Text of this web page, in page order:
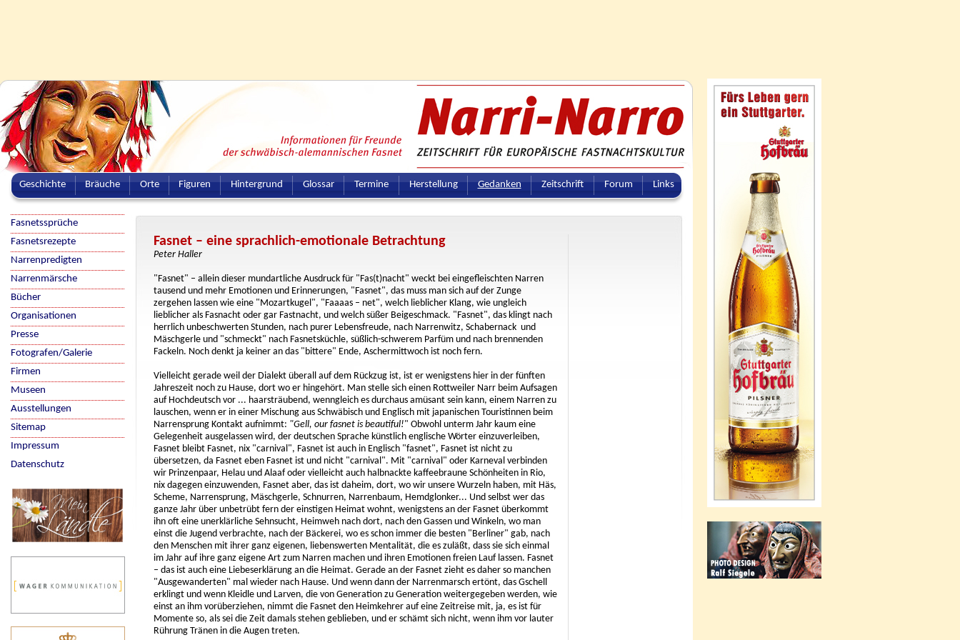
Geschichte Bräuche Orte Figuren Hintergrund Glossar Termine Herstellung Gedanken Zeitschrift Forum Links
Fasnet – eine sprachlich-emotionale Betrachtung
Peter Haller
"Fasnet" – allein dieser mundartliche Ausdruck für "Fas(t)nacht" weckt bei eingefleischten Narren
tausend und mehr Emotionen und Erinnerungen, "Fasnet", das muss man sich auf der Zunge
zergehen lassen wie eine "Mozartkugel", "Faaaas – net", welch lieblicher Klang, wie ungleich
lieblicher als Fasnacht oder gar Fastnacht, und welch süßer Beigeschmack. "Fasnet", das klingt nach
herrlich unbeschwerten Stunden, nach purer Lebensfreude, nach Narrenwitz, Schabernack und
Mäschgerle und "schmeckt" nach Fasnetsküchle, süßlich-schwerem Parfüm und nach brennenden
Fackeln. Noch denkt ja keiner an das "bittere" Ende, Aschermittwoch ist noch fern.
Vielleicht gerade weil der Dialekt überall auf dem Rückzug ist, ist er wenigstens hier in der fünften
Jahreszeit noch zu Hause, dort wo er hingehört. Man stelle sich einen Rottweiler Narr beim Aufsagen
auf Hochdeutsch vor ... haarsträubend, wenngleich es durchaus amüsant sein kann, einem Narren zu
lauschen, wenn er in einer Mischung aus Schwäbisch und Englisch mit japanischen Touristinnen beim
Narrensprung Kontakt aufnimmt: "Gell, our fasnet is beautiful!" Obwohl unterm Jahr kaum eine
Gelegenheit ausgelassen wird, der deutschen Sprache künstlich englische Wörter einzuverleiben,
Fasnet bleibt Fasnet, nix "carnival", Fasnet ist auch in Englisch "fasnet", Fasnet ist nicht zu
übersetzen, da Fasnet eben Fasnet ist und nicht "carnival". Mit "carnival" oder Karneval verbinden
wir Prinzenpaar, Helau und Alaaf oder vielleicht auch halbnackte kaffeebraune Schönheiten in Rio,
nix dagegen einzuwenden, Fasnet aber, das ist daheim, dort, wo wir unsere Wurzeln haben, mit Häs,
Scheme, Narrensprung, Mäschgerle, Schnurren, Narrenbaum, Hemdglonker... Und selbst wer das
ganze Jahr über unbetrübt fern der einstigen Heimat wohnt, wenigstens an der Fasnet überkommt
ihn oft eine unerklärliche Sehnsucht, Heimweh nach dort, nach den Gassen und Winkeln, wo man
einst die Jugend verbrachte, nach der Bäckerei, wo es schon immer die besten "Berliner" gab, nach
den Menschen mit ihrer ganz eigenen, liebenswerten Mentalität, die es zuläßt, dass sie sich einmal
im Jahr auf ihre ganz eigene Art zum Narren machen und ihren Emotionen freien Lauf lassen. Fasnet
– das ist auch eine Liebeserklärung an die Heimat. Gerade an der Fasnet zieht es daher so manchen
"Ausgewanderten" mal wieder nach Hause. Und wenn dann der Narrenmarsch ertönt, das Gschell
erklingt und wenn Kleidle und Larven, die von Generation zu Generation weitergegeben werden, wie
einst an ihm vorüberziehen, nimmt die Fasnet den Heimkehrer auf eine Zeitreise mit, ja, es ist für
Momente so, als sei die Zeit damals stehen geblieben, und er schämt sich nicht, wenn ihm vor lauter
Rührung Tränen in die Augen treten.
Fasnetssprüche
Fasnetsrezepte
Narrenpredigten
Narrenmärsche
Bücher
Organisationen
Presse
Fotografen/Galerie
Firmen
Museen
Ausstellungen
Sitemap
Impressum
Datenschutz